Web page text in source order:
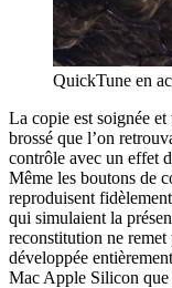
QuickTune en
La copie est soignée
brossé que l’on
contrôle avec un effet
Même les boutons de
reproduisent
qui simulaient la
reconstitution ne remet
développée
Mac Apple Silicon que